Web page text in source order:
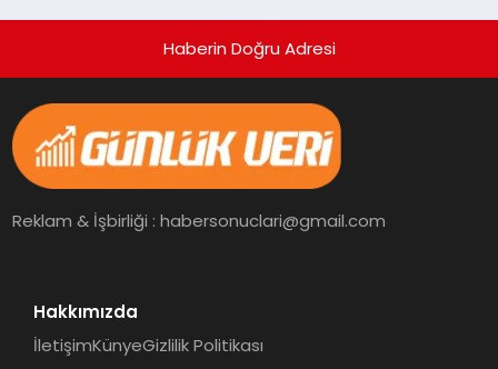
Haberin Doğru Adresi
Reklam & İşbirliği : habersonuclari@gmail.com
Hakkımızda
İletişimKünyeGizlilik Politikası